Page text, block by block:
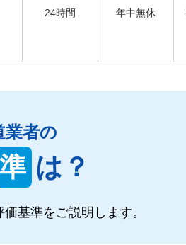
24時間 年中無休
業者の
準 は？
価基準をご説明します。